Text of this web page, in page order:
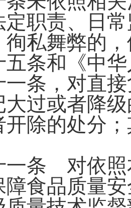
定职责、日
徇私舞弊的
五条和《中
一条，对直
大过或者降
开除的处分
对依照本
障食品质量